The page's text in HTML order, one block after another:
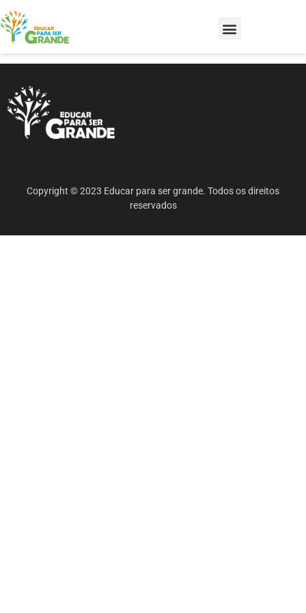
Copyright © 2023 Educar para ser grande. Todos os direitos
reservados